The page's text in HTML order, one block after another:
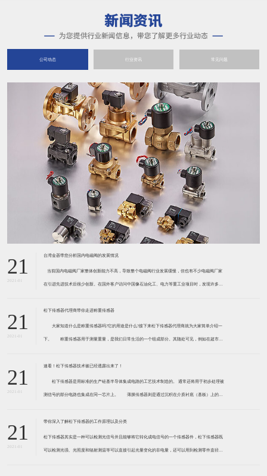
公司动态 行业资讯 常见问题
21
2021-01
台湾金器带您分析国内电磁阀的发展情况
​ 当前国内电磁阀厂家整体创新能力不高，导致整个电磁阀行业发展缓慢，但也有不少电磁阀厂家
在引进先进技术后很少创新。在国外客户访问中国像石油化工、电力等重工业项目时，发现许多项
21
2021-01
松下传感器代理商带你走进称重传感器
大家知道什么是称重传感器吗?它的用途是什么?接下来松下传感器代理商就为大家简单介绍一
下。 称重传感器用于测量重量，是我们日常生活的一个组成部分。其随处可见，例如在超市柜
带有应变片的弹性体组成。弹性体通常由钢
21
2021-01
速看！松下传感器技术被已经透露出来了！
松下传感器是用标准的生产硅基半导体集成电路的工艺技术制造的。 通常还将用于初步处理被
测信号的部分电路也集成在同一芯片上。 薄膜传感器则是通过沉积在介质衬底（基板）上的，
器是利用相应材料的浆料，涂覆在陶瓷基片上
21
2021-01
带你深入了解松下传感器的工作原理以及分类
松下传感器其实是一种可以检测光信号并且能够将它转化成电信号的一个传感器件，松下传感器既
可以检测光强、光照度和辐射测温等可以直接引起光量变化的非电量，还可以用到检测零件直径、